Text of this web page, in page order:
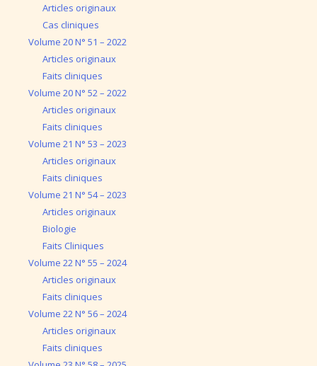
Articles originaux
Cas cliniques
Volume 20 N° 51 – 2022
Articles originaux
Faits cliniques
Volume 20 N° 52 – 2022
Articles originaux
Faits cliniques
Volume 21 N° 53 – 2023
Articles originaux
Faits cliniques
Volume 21 N° 54 – 2023
Articles originaux
Biologie
Faits Cliniques
Volume 22 N° 55 – 2024
Articles originaux
Faits cliniques
Volume 22 N° 56 – 2024
Articles originaux
Faits cliniques